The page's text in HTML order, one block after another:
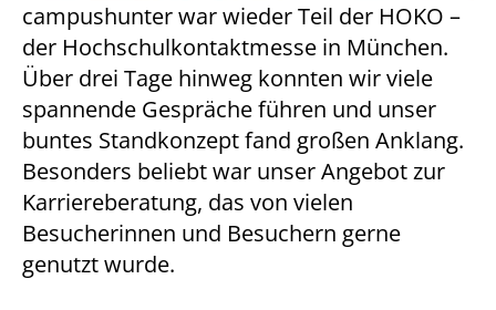
campushunter war wieder Teil der HOKO –
der Hochschulkontaktmesse in München.
Über drei Tage hinweg konnten wir viele
spannende Gespräche führen und unser
buntes Standkonzept fand großen Anklang.
Besonders beliebt war unser Angebot zur
Karriereberatung, das von vielen
Besucherinnen und Besuchern gerne
genutzt wurde.